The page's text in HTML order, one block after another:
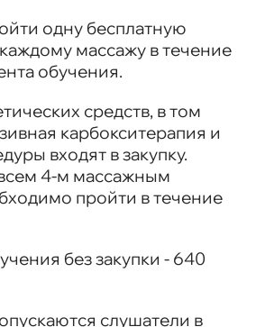
одну бесплатную
массажу в течение
обучения.
средств, в том
карбокситерапия и
входят в закупку.
4-м массажным
пройти в течение
без закупки - 640
слушатели в